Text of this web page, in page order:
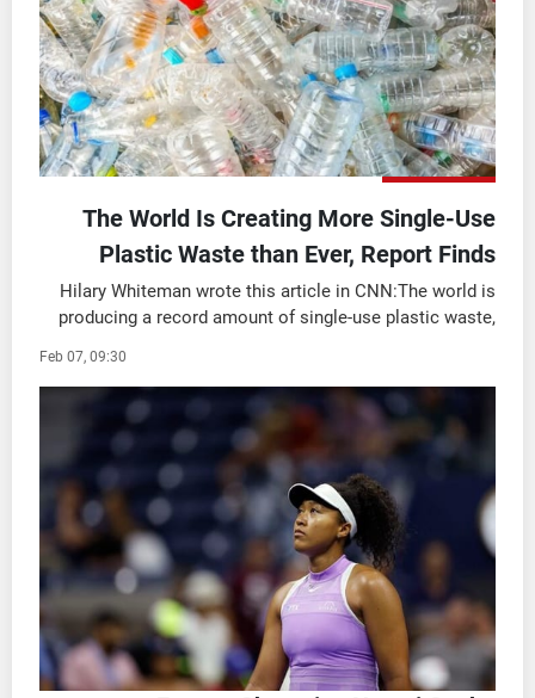
The World Is Creating More Single-Use
Plastic Waste than Ever, Report Finds
Hilary Whiteman wrote this article in CNN:The world is
producing a record amount of single-use plastic waste,
Feb 07, 09:30
شاهد البرامج
الترددات
الإنـتـاج
لاعلاناتكم
وظائف
تواصل معنا
سياسة الخصوصية